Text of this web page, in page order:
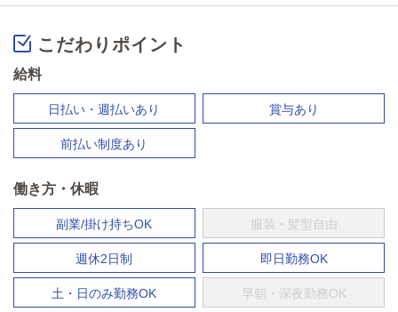
こだわりポイント
給料
日払い・週払いあり 賞与あり
前払い制度あり
働き方・休暇
副業/掛け持ちOK 服装・髪型自由
週休2日制 即日勤務OK
土・日のみ勤務OK 早朝・深夜勤務OK